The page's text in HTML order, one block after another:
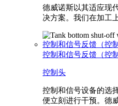
德威诺斯以其适应现
决方案。我们在加工
控制和信号反馈（控
控制和信号反馈（控
控制头
控制和信号设备的选
便立刻进行干预。德